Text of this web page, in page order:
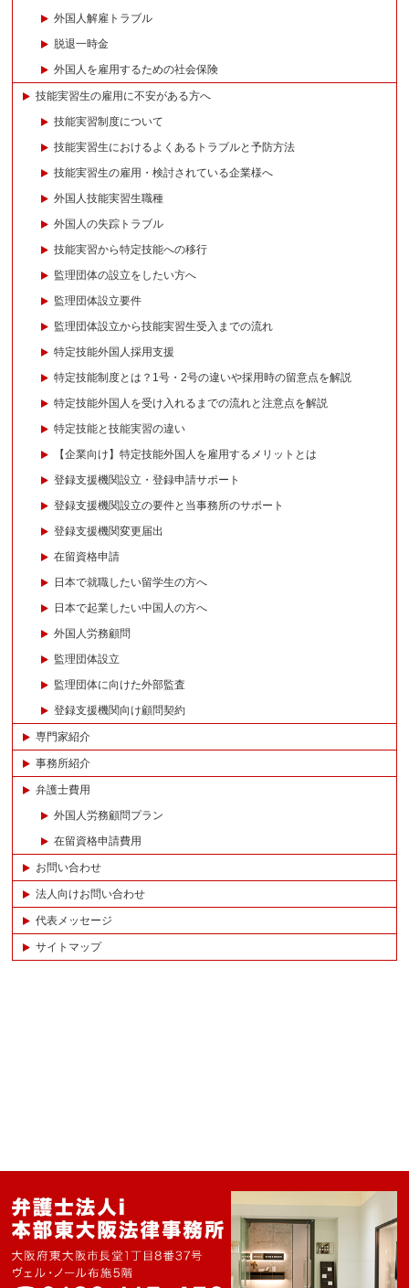
外国人解雇トラブル
脱退一時金
外国人を雇用するための社会保険
技能実習生の雇用に不安がある方へ
技能実習制度について
技能実習生におけるよくあるトラブルと予防方法
技能実習生の雇用・検討されている企業様へ
外国人技能実習生職種
外国人の失踪トラブル
技能実習から特定技能への移行
監理団体の設立をしたい方へ
監理団体設立要件
監理団体設立から技能実習生受入までの流れ
特定技能外国人採用支援
特定技能制度とは？1号・2号の違いや採用時の留意点を解説
特定技能外国人を受け入れるまでの流れと注意点を解説
特定技能と技能実習の違い
【企業向け】特定技能外国人を雇用するメリットとは
登録支援機関設立・登録申請サポート
登録支援機関設立の要件と当事務所のサポート
登録支援機関変更届出
在留資格申請
日本で就職したい留学生の方へ
日本で起業したい中国人の方へ
外国人労務顧問
監理団体設立
監理団体に向けた外部監査
登録支援機関向け顧問契約
専門家紹介
事務所紹介
弁護士費用
外国人労務顧問プラン
在留資格申請費用
お問い合わせ
法人向けお問い合わせ
代表メッセージ
サイトマップ